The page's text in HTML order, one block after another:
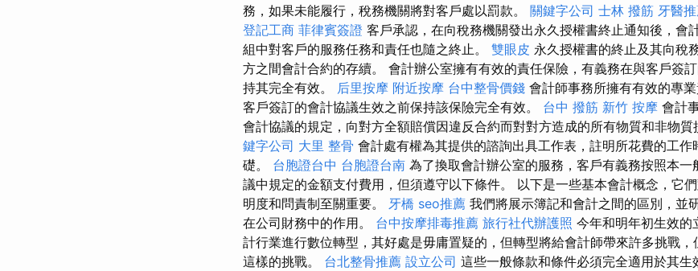
務，如果未能履行，稅務機關將對客戶處以罰款。 關鍵字公司 士林 撥筋 牙醫
登記工商 菲律賓簽證 客戶承認，在向稅務機關發出永久授權書終止通知後，會
組中對客戶的服務任務和責任也隨之終止。 雙眼皮 永久授權書的終止及其向稅
方之間會計合約的存續。 會計辦公室擁有有效的責任保險，有義務在與客戶簽
持其完全有效。 后里按摩 附近按摩 台中整骨價錢 會計師事務所擁有有效的專
客戶簽訂的會計協議生效之前保持該保險完全有效。 台中 撥筋 新竹 按摩 會計
會計協議的規定，向對方全額賠償因違反合約而對對方造成的所有物質和非物質
鍵字公司 大里 整骨 會計處有權為其提供的諮詢出具工作表，註明所花費的工作
礎。 台胞證台中 台胞證台南 為了換取會計辦公室的服務，客戶有義務按照本一
議中規定的金額支付費用，但須遵守以下條件。 以下是一些基本會計概念，它
明度和問責制至關重要。 牙橋 seo推薦 我們將展示簿記和會計之間的區別，並
在公司財務中的作用。 台中按摩排毒推薦 旅行社代辦護照 今年和明年初生效的
計行業進行數位轉型，其好處是毋庸置疑的，但轉型將給會計師帶來許多挑戰
這樣的挑戰。 台北整骨推薦 設立公司 這些一般條款和條件必須完全適用於其生